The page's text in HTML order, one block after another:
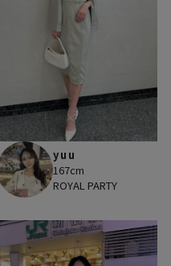
yuu
167cm
ROYAL PARTY